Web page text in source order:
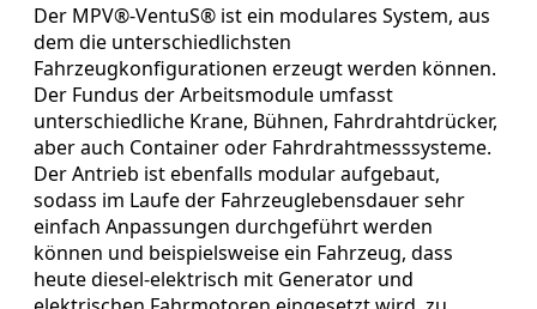
Der MPV®-VentuS® ist ein modulares System, aus
dem die unterschiedlichsten
Fahrzeugkonfigurationen erzeugt werden können.
Der Fundus der Arbeitsmodule umfasst
unterschiedliche Krane, Bühnen, Fahrdrahtdrücker,
aber auch Container oder Fahrdrahtmesssysteme.
Der Antrieb ist ebenfalls modular aufgebaut,
sodass im Laufe der Fahrzeuglebensdauer sehr
einfach Anpassungen durchgeführt werden
können und beispielsweise ein Fahrzeug, dass
heute diesel-elektrisch mit Generator und